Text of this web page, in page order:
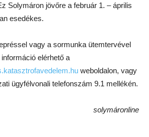
Solymáron jövőre a február 1. – április
esedékes.
vagy a sormunka ütemtervével
elérhető a
weboldalon, vagy
ügyfélvonali telefonszám 9.1 mellékén.
solymáronline